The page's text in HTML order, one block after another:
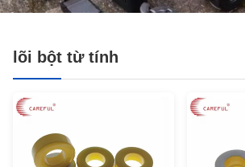
lõi bột từ tính